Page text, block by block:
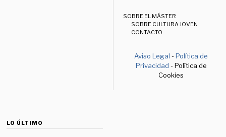
SOBRE EL MÁSTER
SOBRE CULTURA JOVEN
CONTACTO
Aviso Legal -Política de
Privacidad - Política de
Cookies
LO ÚLTIMO